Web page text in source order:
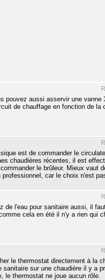
pouvez aussi asservir une vanne
de chauffage en fonction de la
est de commander le
chaudières récentes, il est
le brûleur. Mieux vaut
professionnel, car le choix n'est
de l'eau pour sanitaire aussi, il
cela en été il n'y a rien qui
le thermostat directement à la
sanitaire sur une chaudière il y a
le thermostat ne joue aucun rôle.